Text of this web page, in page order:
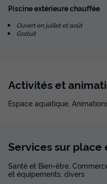
Piscine extérieure chauffée
Ouvert en juillet et août
Gratuit
Activités et
Espace aquatique,
Services sur place
Santé et Bien-être,
et équipements, divers